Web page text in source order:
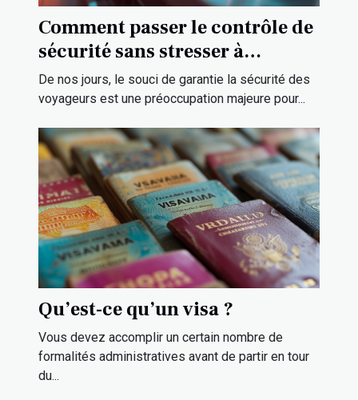
Comment passer le contrôle de
sécurité sans stresser à
l’aéroport ?
De nos jours, le souci de garantie la sécurité des
voyageurs est une préoccupation majeure pour...
Qu’est-ce qu’un visa ?
Vous devez accomplir un certain nombre de
formalités administratives avant de partir en tour
du...